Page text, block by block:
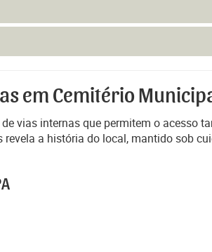
em Cemitério
vias internas que permitem o acesso
a história do local, mantido sob